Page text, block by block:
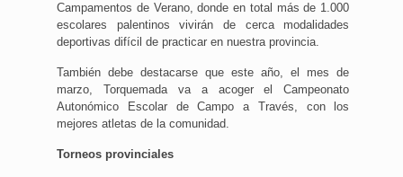
Campamentos de Verano, donde en total más de 1.000
escolares palentinos vivirán de cerca modalidades
deportivas difícil de practicar en nuestra provincia.
También debe destacarse que este año, el mes de
marzo, Torquemada va a acoger el Campeonato
Autonómico Escolar de Campo a Través, con los
mejores atletas de la comunidad.
Torneos provinciales